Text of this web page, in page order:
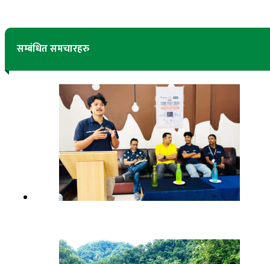
सम्बंधित समचारहरु